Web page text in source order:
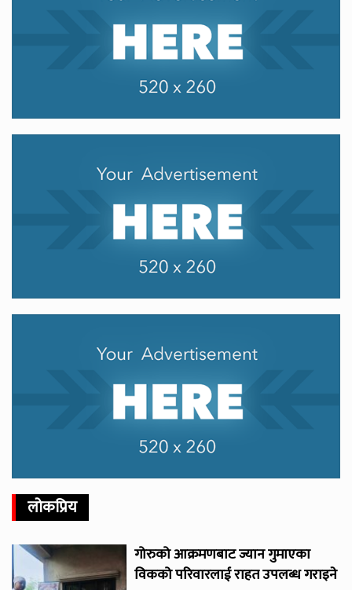
लोकप्रिय
गोरुको आक्रमणबाट ज्यान गुमाएका
विकको परिवारलाई राहत उपलब्ध गराइने